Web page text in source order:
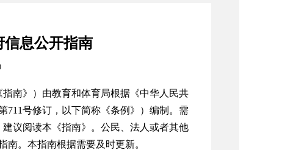
信息公开指南
南》）由教育和体育局根据《中华人民共
711号修订，以下简称《条例》）编制。需
议阅读本《指南》。公民、法人或者其他
南。本指南根据需要及时更新。